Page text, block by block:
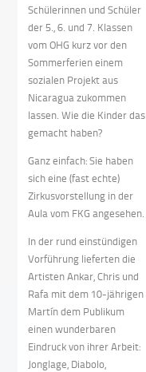
Schülerinnen und Schüler
der 5., 6. und 7. Klassen
vom OHG kurz vor den
Sommerferien einem
sozialen Projekt aus
Nicaragua zukommen
lassen. Wie die Kinder das
gemacht haben?
Ganz einfach: Sie haben
sich eine (fast echte)
Zirkusvorstellung in der
Aula vom FKG angesehen.
In der rund einstündigen
Vorführung lieferten die
Artisten Ankar, Chris und
Rafa mit dem 10-jährigen
Martín dem Publikum
einen wunderbaren
Eindruck von ihrer Arbeit:
Jonglage, Diabolo,